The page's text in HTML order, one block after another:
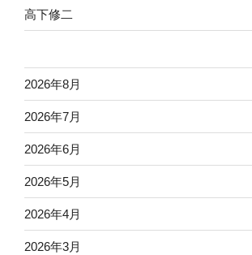
高下修二
2026年8月
2026年7月
2026年6月
2026年5月
2026年4月
2026年3月